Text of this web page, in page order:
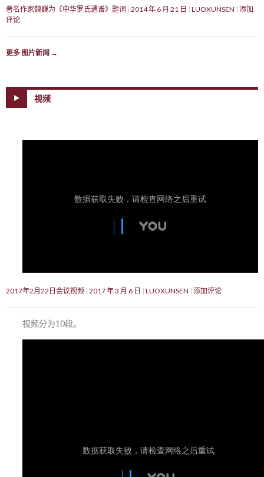
著名作家魏巍为《中华罗氏通谱》题词 2014 年 6 月 21 日 LUOXUNSEN 添加
评论
更多 图片新闻 →
视频
2017年2月22日会议视频 2017 年 3 月 6 日 LUOXUNSEN 添加评论
视频分为10段。